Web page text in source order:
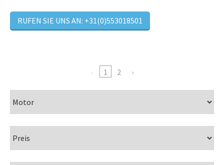
RUFEN SIE UNS AN: +31(0)553018501
1 2